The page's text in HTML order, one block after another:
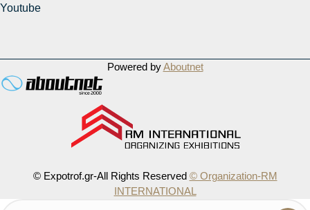
Youtube
Powered byAboutnet
© Expotrof.gr-All Rights Reserved © Organization-RM
INTERNATIONAL